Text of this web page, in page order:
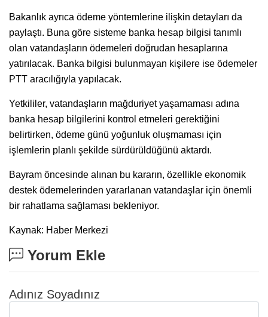
Bakanlık ayrıca ödeme yöntemlerine ilişkin detayları da
paylaştı. Buna göre sisteme banka hesap bilgisi tanımlı
olan vatandaşların ödemeleri doğrudan hesaplarına
yatırılacak. Banka bilgisi bulunmayan kişilere ise ödemeler
PTT aracılığıyla yapılacak.
Yetkililer, vatandaşların mağduriyet yaşamaması adına
banka hesap bilgilerini kontrol etmeleri gerektiğini
belirtirken, ödeme günü yoğunluk oluşmaması için
işlemlerin planlı şekilde sürdürüldüğünü aktardı.
Bayram öncesinde alınan bu kararın, özellikle ekonomik
destek ödemelerinden yararlanan vatandaşlar için önemli
bir rahatlama sağlaması bekleniyor.
Kaynak: Haber Merkezi
Yorum Ekle
Adınız Soyadınız